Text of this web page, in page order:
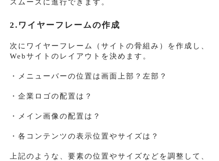
スムーズに進行できます。
2.ワイヤーフレームの作成
次にワイヤーフレーム（サイトの骨組み）を作成し、
Webサイトのレイアウトを決めます。
・メニューバーの位置は画面上部？左部？
・企業ロゴの配置は？
・メイン画像の配置は？
・各コンテンツの表示位置やサイズは？
上記のような、要素の位置やサイズなどを調整して、